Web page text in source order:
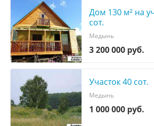
Дом 130 м² на
сот.
3 200 000 руб.
Медынь
Участок 40 сот.
1 000 000 руб.
Медынь